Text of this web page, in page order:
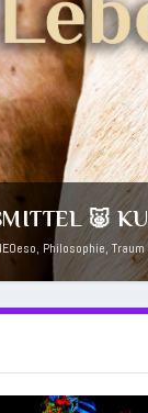
🐷
, Philosophie,